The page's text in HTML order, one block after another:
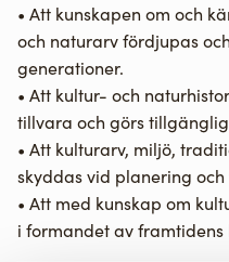
• Att kunskapen om och
och naturarv fördjupas
generationer.
• Att kultur- och
tillvara och görs
• Att kulturarv, miljö,
skyddas vid planering
• Att med kunskap om
i formandet av framtidens